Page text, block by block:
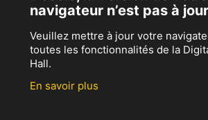
navigateur n’est pas à jour
Veuillez mettre à jour votre
toutes les fonctionnalités de la
Hall.
En savoir plus